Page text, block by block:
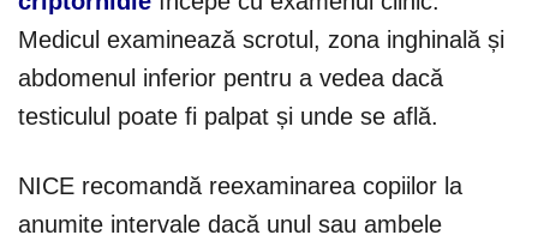
Medicul examinează scrotul, zona inghinală și
abdomenul inferior pentru a vedea dacă
testiculul poate fi palpat și unde se află.
NICE recomandă reexaminarea copiilor la
anumite intervale dacă unul sau ambele